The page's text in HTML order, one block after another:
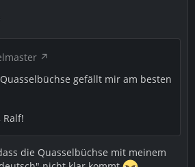
gefällt mir am besten
Ralf!
die Quasselbüchse mit meinem